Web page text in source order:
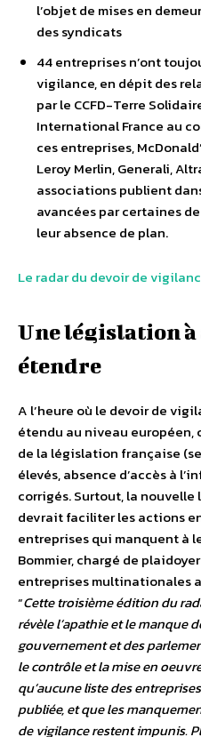
l’objet de mises en
des syndicats
44 entreprises n’ont
vigilance, en dépit des
par le CCFD-Terre
International France au
ces entreprises,
Leroy Merlin, Generali,
associations publient
avancées par certaines
leur absence de plan.
Le radar du devoir de
Une législation
étendre
A l’heure où le devoir de
étendu au niveau européen,
de la législation française
élevés, absence d’accès à
corrigés. Surtout, la
devrait faciliter les actions
entreprises qui manquent à
Bommier, chargé de
entreprises multinationales
“Cette troisième édition du
révèle l’apathie et le manque
gouvernement et des
le contrôle et la mise en
qu’aucune liste des
publiée, et que les
de vigilance restent impunis.